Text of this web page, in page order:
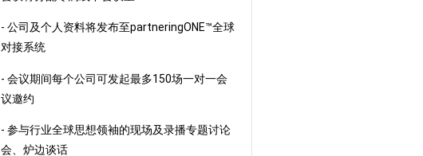
- 公司及个人资料将发布至partneringONE™全球
对接系统
- 会议期间每个公司可发起最多150场一对一会
议邀约
- 参与行业全球思想领袖的现场及录播专题讨论
会、炉边谈话